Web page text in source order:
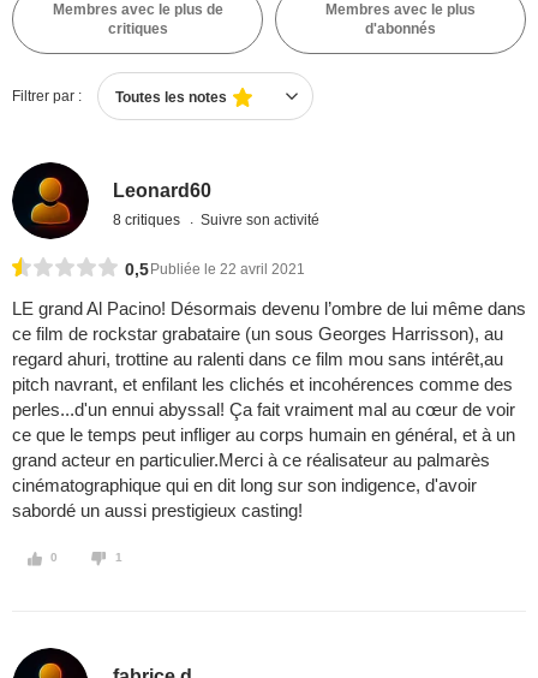
Membres avec le plus de
critiques
Membres avec le plus
d'abonnés
Filtrer par : Toutes les notes
Leonard60
8 critiques Suivre son activité
0,5 Publiée le 22 avril 2021
LE grand Al Pacino! Désormais devenu l’ombre de lui même dans
ce film de rockstar grabataire (un sous Georges Harrisson), au
regard ahuri, trottine au ralenti dans ce film mou sans intérêt,au
pitch navrant, et enfilant les clichés et incohérences comme des
perles...d'un ennui abyssal! Ça fait vraiment mal au cœur de voir
ce que le temps peut infliger au corps humain en général, et à un
grand acteur en particulier.Merci à ce réalisateur au palmarès
cinématographique qui en dit long sur son indigence, d'avoir
sabordé un aussi prestigieux casting!
0 1